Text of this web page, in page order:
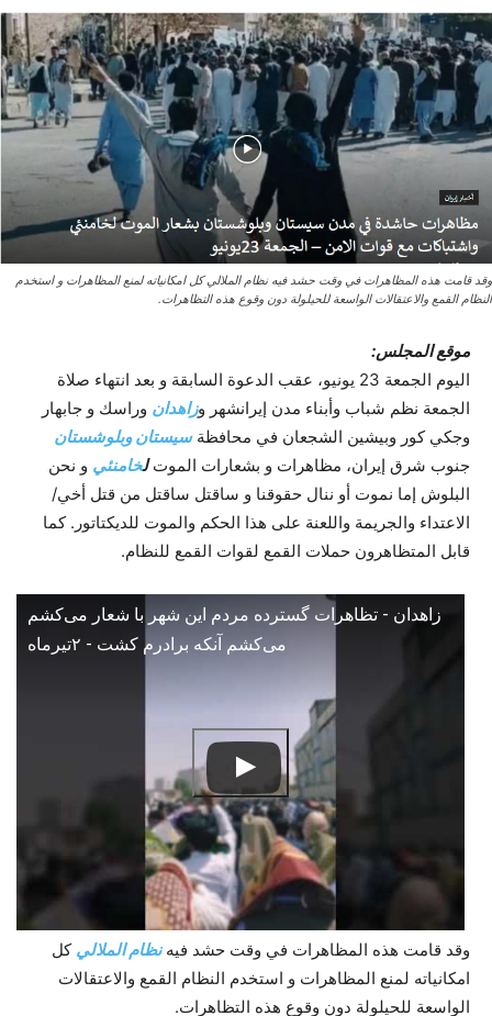
وقد قامت هذه المظاهرات في وقت حشد فيه نظام الملالي كل امكانياته لمنع المظاهرات و استخدم
النظام القمع والاعتقالات الواسعة للحيلولة دون وقوع هذه التظاهرات.
موقع المجلس:
اليوم الجمعة 23 يونيو، عقب الدعوة السابقة و بعد انتهاء صلاة
الجمعة نظم شباب وأبناء مدن إيرانشهر وزاهدان وراسك و جابهار
وجكي كور وبيشين الشجعان في محافظةسيستان وبلوشستان
جنوب شرق إيران، مظاهرات و بشعارات الموتلخامنئي و نحن
البلوش إما نموت أو ننال حقوقنا و ساقتل ساقتل من قتل أخي/
الاعتداء والجريمة واللعنة على هذا الحكم والموت للديكتاتور. کما
قابل المتظاهرون حملات القمع لقوات القمع للنظام.
زاهدان - تظاهرات گسترده مردم این شهر با شعار می‌کشم
می‌کشم آنکه برادرم کشت - ۲تیرماه
وقد قامت هذه المظاهرات في وقت حشد فيهنظام الملالي كل
امكانياته لمنع المظاهرات و استخدم النظام القمع والاعتقالات
الواسعة للحيلولة دون وقوع هذه التظاهرات.